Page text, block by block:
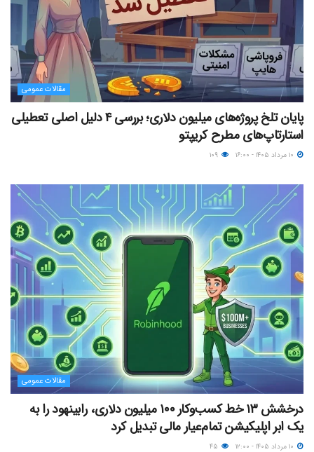
مقالات عمومی
پایان تلخ پروژه‌های میلیون دلاری؛ بررسی ۴ دلیل اصلی تعطیلی
استارتاپ‌های مطرح کریپتو
مقالات عمومی
درخشش ۱۳ خط کسب‌وکار ۱۰۰ میلیون دلاری، رابینهود را به
یک ابر اپلیکیشن تمام‌عیار مالی تبدیل کرد